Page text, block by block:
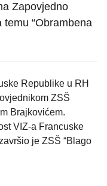
Zapovjedno
temu “Obrambena
Republike u RH
ZSŠ
Brajkovićem.
VIZ-a Francuske
je ZSŠ “Blago